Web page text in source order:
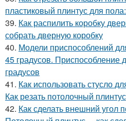
пластиковый плинтус для
39. Как распилить коробку
собрать дверную коробку
40. Модели приспособлений
45 градусов. Приспособление
градусов
41. Как использовать стусло
Как резать потолочный плинтус
42. Как сделать внешний угол